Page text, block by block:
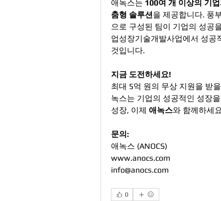
애녹스는 100여 개 이상의 기
춤형 솔루션을 제공합니다. 풍
으로 구성된 팀이 기업의 성공
업성장기술개발사업에서 성공
것입니다​​.
지금 도전하세요!
최대 5억 원의 무상 지원을 받
녹스는 기업의 성공적인 성장
성장, 이제 애녹스와 함께하세
문의:
애녹스 (ANOCS)
www.anocs.com
info@anocs.com
0